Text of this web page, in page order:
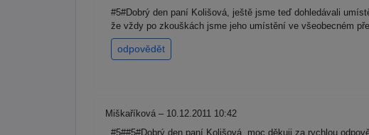
#5#Dobrý den paní Kolišová, ještě jsme teď dohledávali
že vždy po zkouškách jsme jeho umístění ve všeobecném
odpovědět
Miškaříková – 10.12.2011 10:42
#5##5#Dobrý den paní Kolišová, moc děkuji za rychlou